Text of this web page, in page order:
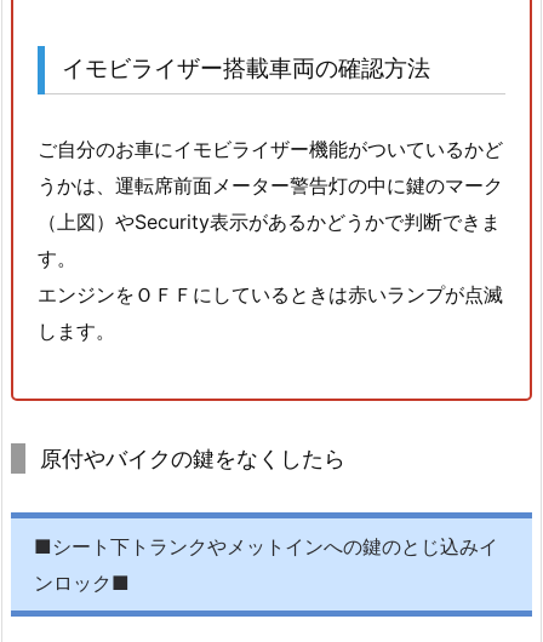
イ
開
夜
応
1.
4.
岡
葵
一
番
イモビライザー搭載車両の確認方法
ご自分のお車にイモビライザー機能がついているかど
うかは、運転席前面メーター警告灯の中に鍵のマーク
（上図）やSecurity表示があるかどうかで判断できま
す。
エンジンをＯＦＦにしているときは赤いランプが点滅
します。
原付やバイクの鍵をなくしたら
■シート下トランクやメットインへの鍵のとじ込みイ
ンロック■